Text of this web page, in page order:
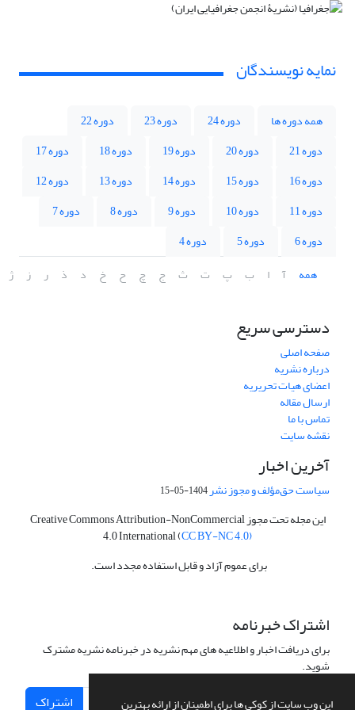
این وب سایت از کوکی ها برای اطمینان از ارائه بهترین
نمایه نویسندگان
همه دوره ها دوره 24 دوره 23
دوره 22
دوره 21
دوره 20 دوره 19 دوره 18
دوره 17
دوره 16
دوره 15 دوره 14 دوره 13
دوره 12
دوره 11
دوره 10 دوره 9 دوره 8
دوره 7
دوره 6
دوره 5
دوره 4
همه
آ ا ب پ ت ث ج چ ح خ د ذ ر ز ژ
دسترسی سریع
صفحه اصلی
درباره نشریه
اعضای هیات تحریریه
ارسال مقاله
تماس با ما
نقشه سایت
آخرین اخبار
سیاست حق‌مؤلف و مجوز نشر1404-05-15
این مجله تحت مجوز Creative Commons Attribution-NonCommercial
4.0 International (CC BY-NC 4.0)
برای عموم آزاد و قابل استفاده مجدد است.
اشتراک خبرنامه
برای دریافت اخبار و اطلاعیه های مهم نشریه در خبرنامه نشریه مشترک
شوید.
اشتراک